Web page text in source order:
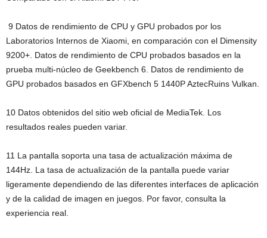
9 Datos de rendimiento de CPU y GPU probados por los
Laboratorios Internos de Xiaomi, en comparación con el Dimensity
9200+. Datos de rendimiento de CPU probados basados en la
prueba multi-núcleo de Geekbench 6. Datos de rendimiento de
GPU probados basados en GFXbench 5 1440P AztecRuins Vulkan.
10 Datos obtenidos del sitio web oficial de MediaTek. Los
resultados reales pueden variar.
11 La pantalla soporta una tasa de actualización máxima de
144Hz. La tasa de actualización de la pantalla puede variar
ligeramente dependiendo de las diferentes interfaces de aplicación
y de la calidad de imagen en juegos. Por favor, consulta la
experiencia real.